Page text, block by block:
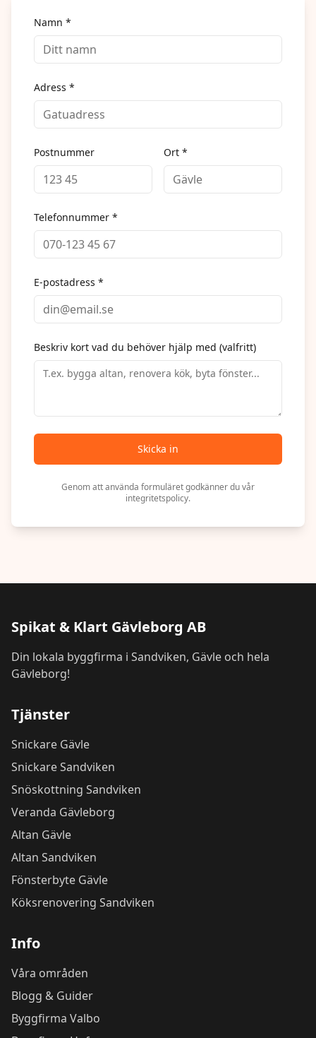
Namn *
Adress *
Postnummer Ort *
Telefonnummer *
E-postadress *
Beskriv kort vad du behöver hjälp med (valfritt)
Skicka in
Genom att använda formuläret godkänner du vår
integritetspolicy.
Spikat & Klart Gävleborg AB
Din lokala byggfirma i Sandviken, Gävle och hela
Gävleborg!
Tjänster
Snickare Gävle
Snickare Sandviken
Snöskottning Sandviken
Veranda Gävleborg
Altan Gävle
Altan Sandviken
Fönsterbyte Gävle
Köksrenovering Sandviken
Info
Våra områden
Blogg & Guider
Byggfirma Valbo